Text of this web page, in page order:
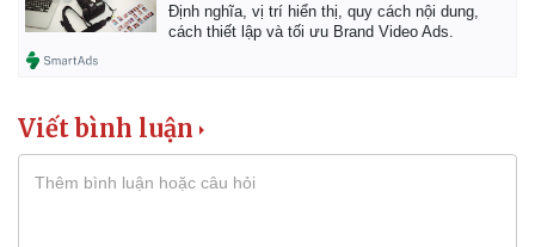
Định nghĩa, vị trí hiển thị, quy cách nội dung,
cách thiết lập và tối ưu Brand Video Ads.
Viết bình luận